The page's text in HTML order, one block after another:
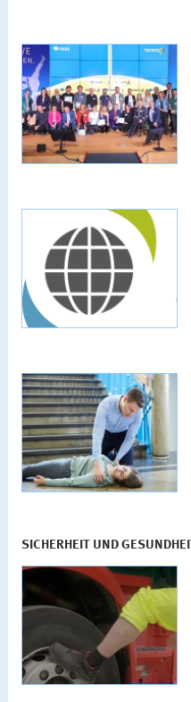
SICHERHEIT UND